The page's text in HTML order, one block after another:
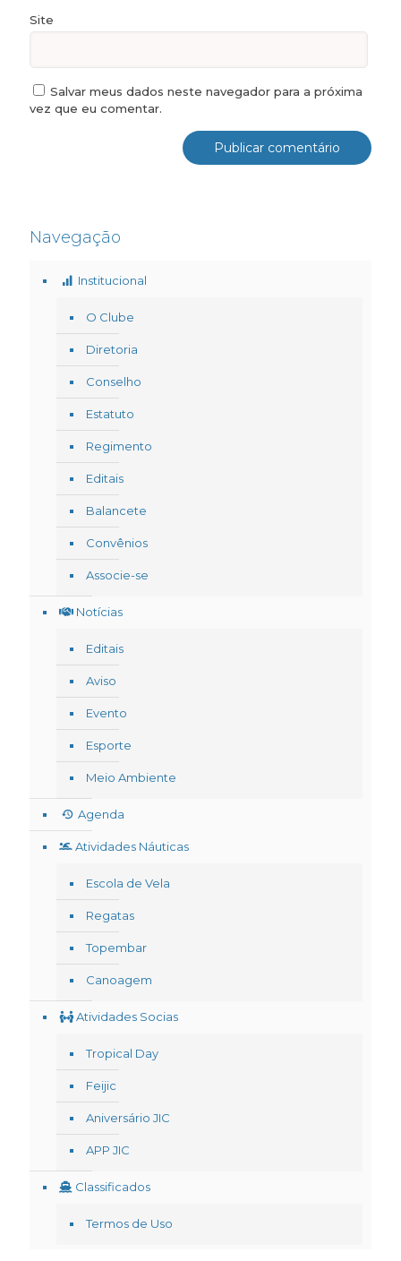
Site
Salvar meus dados neste navegador para a próxima
vez que eu comentar.
Navegação
Institucional
O Clube
Diretoria
Conselho
Estatuto
Regimento
Editais
Balancete
Convênios
Associe-se
Notícias
Editais
Aviso
Evento
Esporte
Meio Ambiente
Agenda
Atividades Náuticas
Escola de Vela
Regatas
Topembar
Canoagem
Atividades Socias
Tropical Day
Feijic
Aniversário JIC
APP JIC
Classificados
Termos de Uso